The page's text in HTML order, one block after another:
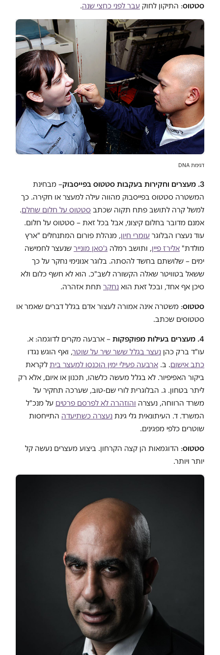
סטטוס: התיקון לחוק עבר לפני כחצי שנה.
דגימת DNA
3. מעצרים וחקירות בעקבות סטטוס בפייסבוק
– מבחינת
המשטרה סטטוס בפייסבוק מהווה עילה למעצר או חקירה. כך
למשל קרה לתושב פתח תקוה שכתב סטטוס על חלום שחלם.
אמנם מדובר בחלום קיצוני, אבל בכל זאת – סטטוס על חלום.
עוד נעצרו הבלוגר עומרי חיון, מנהלת פורום המתנחלים "ארץ
מולדת" אלירז פיין, ותושב רמלה ג'סאן מונייר שנעצר לחמישה
ימים – שלושתם בחשד להסתה. בלוגר אנונימי נחקר על כך
ששאל בטוויטר שאלה הקשורה לשב"כ. הוא לא חשף כלום ולא
סיכן אף אחד, ובכל זאת הוא נחקר תחת אזהרה.
סטטוס: משטרה אינה אמורה לעצור אדם בגלל דברים שאמר או
סטטוסים שכתב.
4. מעצרים בעילות מפוקפקות
– ארבעה מקרים לדוגמה: א.
עו"ד ברק כהן נעצר בגלל ששר שיר על שוטר, ואף הוגש נגדו
כתב אישום. ב. ארבעה פעילי ימין הוכנסו למעצר בית לקראת
ביקור האפיפיור. לא בגלל מעשה כלשהו, תכנון או איום, אלא רק
ליתר בטחון. ג. הבלוגרית לורי שם-טוב, שערכה תחקיר על
משרד הרווחה, נעצרה והוזהרה לא לפרסם פרטים על מנכ"ל
המשרד. ד. העיתונאית גלי גינת נעצרה כשתיעדה התייחסות
שוטרים כלפי מפגינים.
סטטוס: הדוגמאות הן קצה הקרחון. ביצוע מעצרים נעשה קל
יותר ויותר.